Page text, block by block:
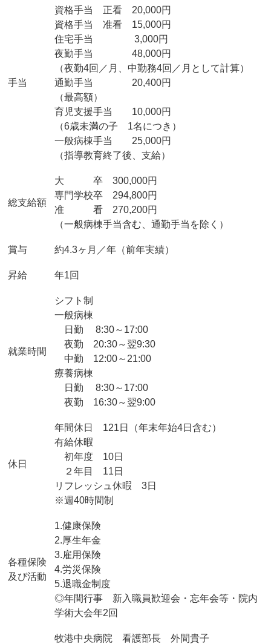
手当
資格手当 正看 20,000円
資格手当 准看 15,000円
住宅手当 3,000円
夜勤手当 48,000円
（夜勤4回／月、中勤務4回／月として計算）
通勤手当 20,400円
（最高額）
育児支援手当 10,000円
（6歳未満の子 1名につき）
一般病棟手当 25,000円
（指導教育終了後、支給）
総支給額
大 卒 300,000円
専門学校卒 294,800円
准 看 270,200円
（一般病棟手当含む、通勤手当を除く）
賞与 約4.3ヶ月／年（前年実績）
昇給 年1回
就業時間
シフト制
一般病棟
日勤 8:30～17:00
夜勤 20:30～翌9:30
中勤 12:00～21:00
療養病棟
日勤 8:30～17:00
夜勤 16:30～翌9:00
休日
年間休日 121日（年末年始4日含む）
有給休暇
初年度 10日
２年目 11日
リフレッシュ休暇 3日
※週40時間制
各種保険
及び活動
1.健康保険
2.厚生年金
3.雇用保険
4.労災保険
5.退職金制度
◎年間行事 新入職員歓迎会・忘年会等・院内
学術大会年2回
牧港中央病院 看護部長 外間貴子